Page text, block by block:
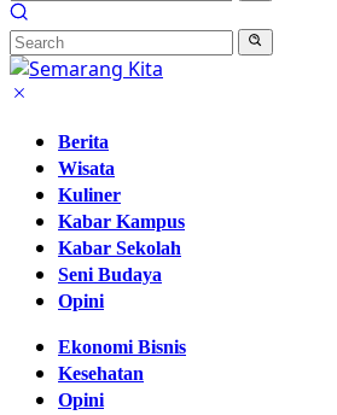
Berita
Wisata
Kuliner
Kabar Kampus
Kabar Sekolah
Seni Budaya
Opini
Ekonomi Bisnis
Kesehatan
Opini